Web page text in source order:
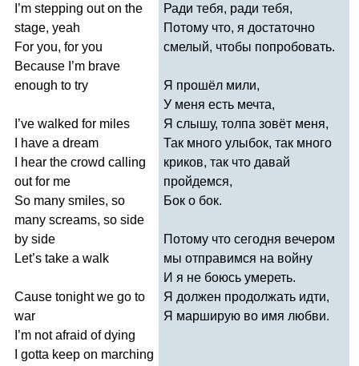
’m stepping out on the
stage, yeah
For you, for you
Because ’m brave
enough to try
’ve walked for miles
have a dream
hear the crowd calling
out for me
So many smiles, so
many screams, so side
by side
Let’s take a walk
Cause tonight we go to
war
’m not afraid of dying
gotta keep on marching
Ради тебя, ради тебя,
Потому что, я достаточно
смелый, чтобы попробовать.
Я прошёл мили,
У меня есть мечта,
Я слышу, толпа зовёт меня,
Так много улыбок, так много
криков, так что давай
пройдемся,
Бок о бок.
Потому что сегодня вечером
мы отправимся на войну
И я не боюсь умереть.
Я должен продолжать идти,
Я марширую во имя любви.